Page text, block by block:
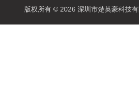
版权所有 © 2026 深圳市楚英豪科